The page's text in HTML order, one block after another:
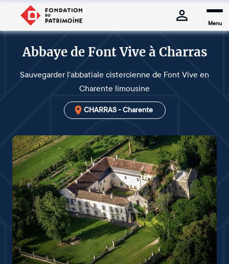
Menu
Abbaye de Font Vive à Charras
Sauvegarder l'abbatiale cistercienne de Font Vive en
Charente limousine
CHARRAS - Charente